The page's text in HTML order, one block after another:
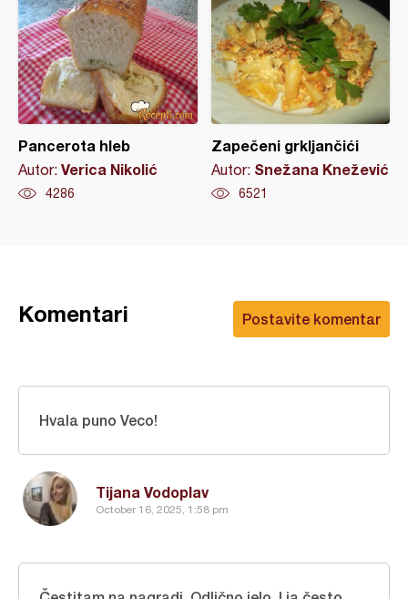
Pancerota hleb
Autor: Verica Nikolić
4286
Zapečeni grkljančići
Autor: Snežana Knežević
6521
Postavite komentar
Komentari
Tijana Vodoplav
October 16, 2025, 1:58 pm
Hvala puno Veco!